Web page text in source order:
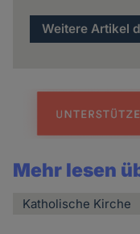
Weitere Artikel
Mehr lesen
Katholische Kirche